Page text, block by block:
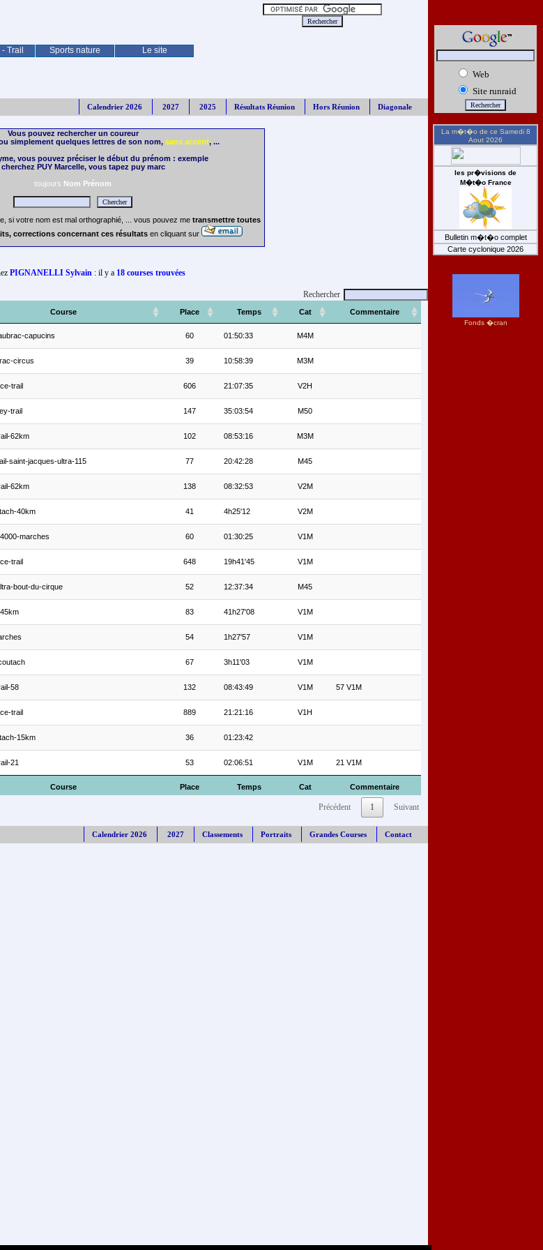
Trail Sports nature Le site
Calendrier 2026 2027 2025 Résultats Réunion Hors Réunion Diagonale
Vous pouvez rechercher un coureur
simplement quelques lettres de son nom, sans accent, ...
vous pouvez préciser le début du prénom : exemple
PUY Marcelle, vous tapez puy marc
toujours Nom Prénom
si votre nom est mal orthographié, ... vous pouvez me transmettre toutes
corrections concernant ces résultats en cliquant sur
PIGNANELLI Sylvain : il y a 18 courses trouvées
Rechercher
Course Place Temps Cat Commentaire
Course Place Temps Cat Commentaire
capucins 60 01:50:33 M4M
circus 39 10:58:39 M3M
trail 606 21:07:35 V2H
trail 147 35:03:54 M50
62km 102 08:53:16 M3M
saint-jacques-ultra-115 77 20:42:28 M45
62km 138 08:32:53 V2M
40km 41 4h25'12 V2M
marches 60 01:30:25 V1M
trail 648 19h41'45 V1M
bout-du-cirque 52 12:37:34 M45
83 41h27'08 V1M
54 1h27'57 V1M
67 3h11'03 V1M
58 132 08:43:49 V1M 57 V1M
trail 889 21:21:16 V1H
15km 36 01:23:42
21 53 02:06:51 V1M 21 V1M
Précédent 1 Suivant
Calendrier 2026 2027 Classements Portraits Grandes Courses Contact
Web
Site runraid
La m�t�o de ce Samedi 8
Aout 2026
les pr�visions de
M�t�o France
Bulletin m�t�o complet
Carte cyclonique 2026
Fonds �cran